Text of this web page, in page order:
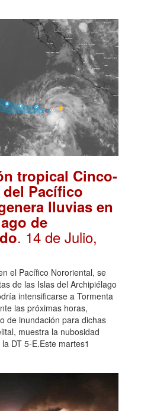
tropical Cinco-
Pacífico
lluvias en
de
. 14 de Julio,
el Pacífico Nororiental, se
de las Islas del Archipiélago
intensificarse a Tormenta
las próximas horas,
de inundación para dichas
muestra la nubosidad
DT 5-E.Este martes1